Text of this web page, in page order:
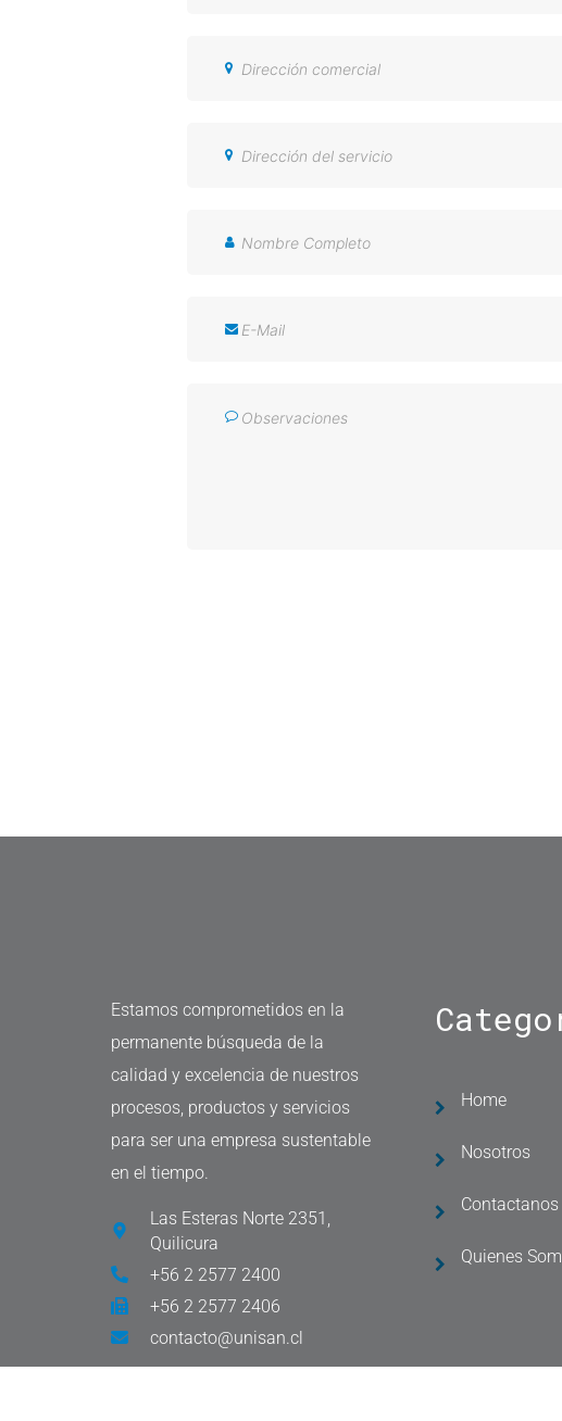
Estamos comprometidos en la
permanente búsqueda de la
calidad y excelencia de nuestros
procesos, productos y servicios
para ser una empresa sustentable
en el tiempo.
Las Esteras Norte 2351,
Quilicura
+56 2 2577 2400
+56 2 2577 2406
contacto@unisan.cl
Home
Nosotros
Contactanos
Quienes